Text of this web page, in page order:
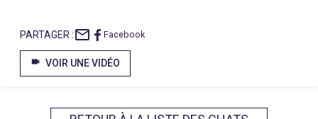
PARTAGER :mail_outline Facebook
videocam VOIR UNE VIDÉO